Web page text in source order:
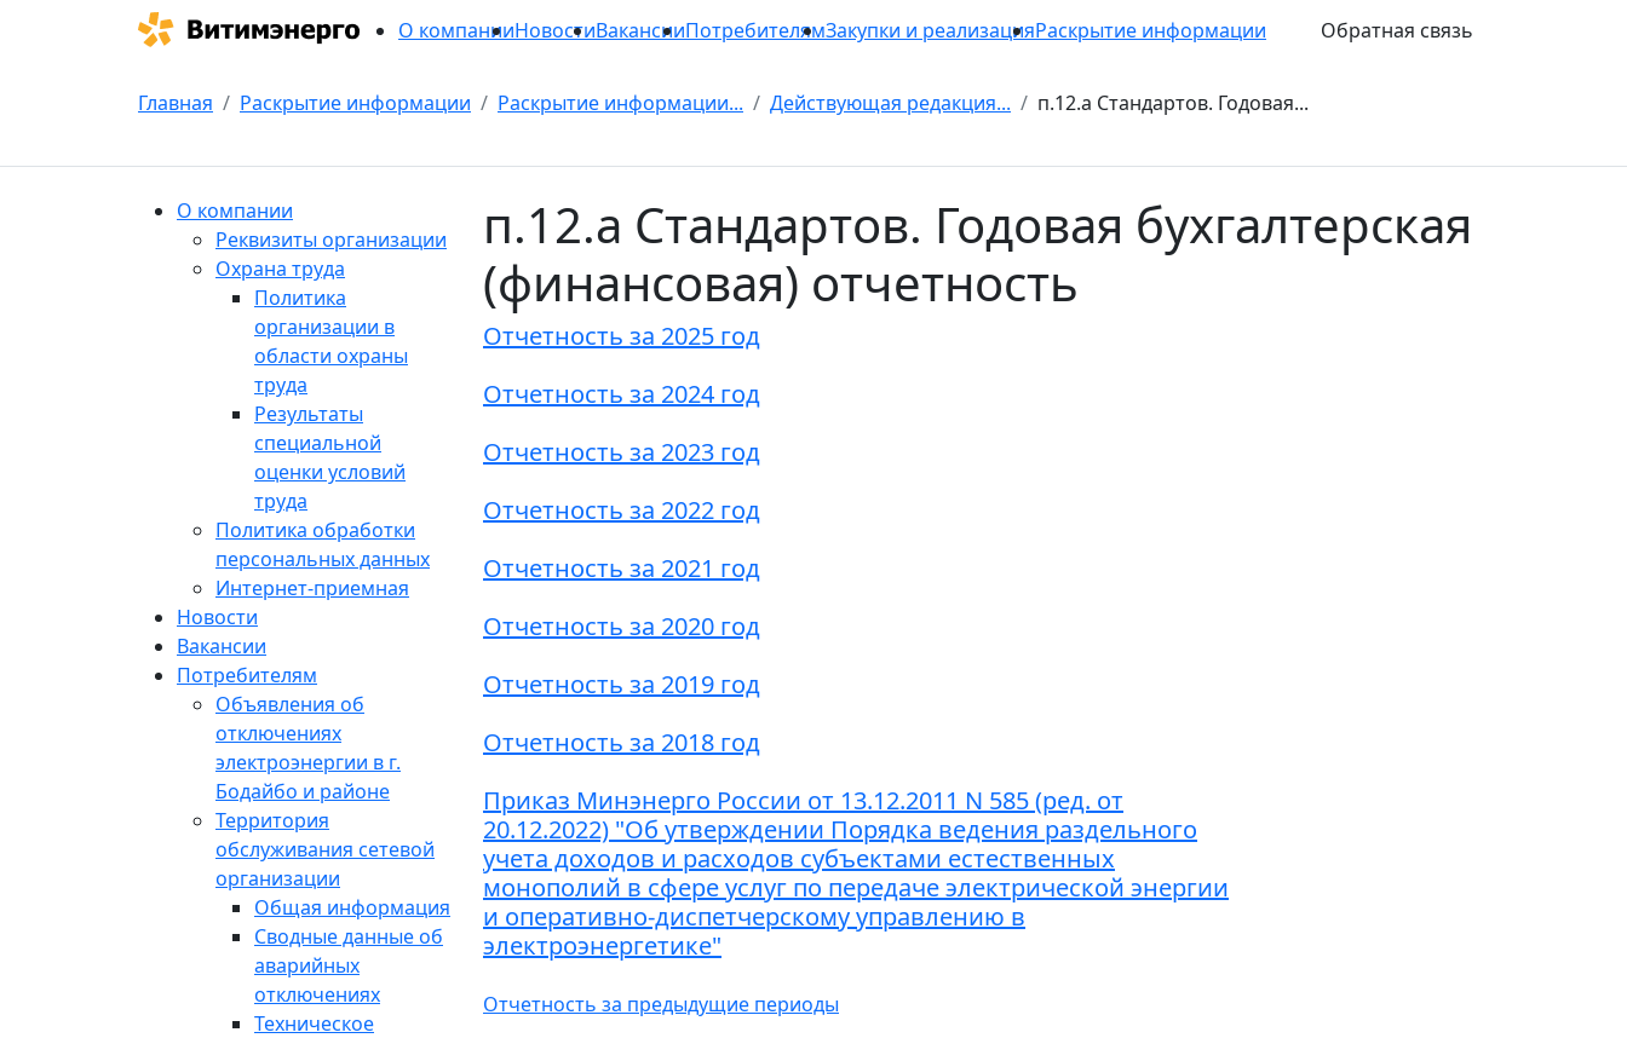
п.12.а Стандартов. Годовая бухгалтерская
(финансовая) отчетность
Отчетность за 2025 год
Отчетность за 2024 год
Отчетность за 2023 год
Отчетность за 2022 год
Отчетность за 2021 год
Отчетность за 2020 год
Отчетность за 2019 год
Отчетность за 2018 год
Приказ Минэнерго России от 13.12.2011 N 585 (ред. от
20.12.2022) "Об утверждении Порядка ведения раздельного
учета доходов и расходов субъектами естественных
монополий в сфере услуг по передаче электрической энергии
и оперативно-диспетчерскому управлению в
электроэнергетике"
Отчетность за предыдущие периоды
О компании
Реквизиты организации
Охрана труда
Политика
организации в
области охраны
труда
Результаты
специальной
оценки условий
труда
Политика обработки
персональных данных
Интернет-приемная
Новости
Вакансии
Потребителям
Объявления об
отключениях
электроэнергии в г.
Бодайбо и районе
Территория
обслуживания сетевой
организации
Общая информация
Сводные данные об
аварийных
отключениях
Техническое
О компанииНовостиВакансииПотребителямЗакупки и реализацияРаскрытие информации Обратная связь
Главная Раскрытие информации Раскрытие информации... Действующая редакция... п.12.а Стандартов. Годовая...